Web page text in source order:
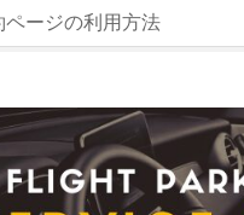
ージの利用方法